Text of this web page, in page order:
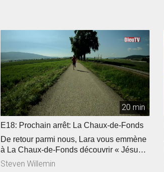
20 min
E18: Prochain arrêt: La Chaux-de-Fonds
De retour parmi nous, Lara vous emmène
à La Chaux-de-Fonds découvrir « Jésus à
Neuchâtel ». Mais qu’est-ce que c’est que
Steven Willemin